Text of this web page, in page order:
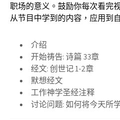
职场的意义。鼓励你每次看完
从节目中学到的内容，应用到
介绍
开始祷告: 诗篇 33章
经文: 创世记 1-2章
默想经文
工作神学圣经注释
讨论问题: 如何将今天所